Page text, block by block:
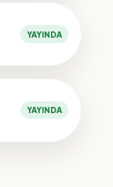
YAYINDA
YAYINDA